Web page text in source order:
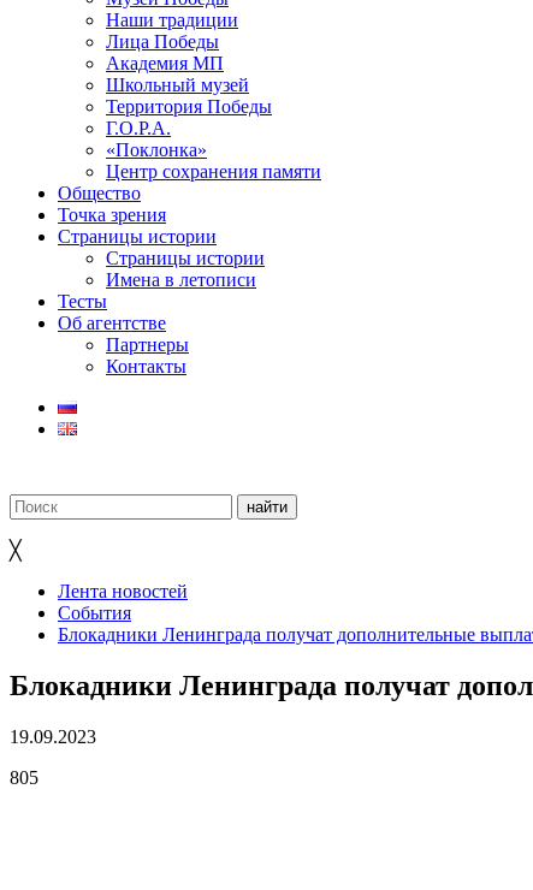
Наши традиции
Лица Победы
Академия МП
Школьный музей
Территория Победы
Г.О.Р.А.
«Поклонка»
Центр сохранения памяти
Общество
Точка зрения
Страницы истории
Страницы истории
Имена в летописи
Тесты
Об агентстве
Партнеры
Контакты
╳
Лента новостей
События
Блокадники Ленинграда получат дополнительные
Блокадники Ленинграда получат
19.09.2023
805